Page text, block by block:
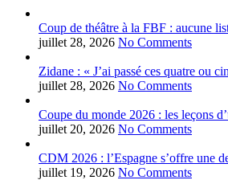
Coup de théâtre à la FBF : aucune
juillet 28, 2026 No Comments
Zidane : « J’ai passé ces quatre ou
juillet 28, 2026 No Comments
Coupe du monde 2026 : les leçons
juillet 20, 2026 No Comments
CDM 2026 : l’Espagne s’offre une
juillet 19, 2026 No Comments